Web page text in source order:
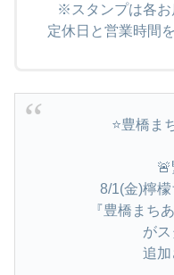
※スタンプは各お
定休日と営業時間
⭐️豊橋ま
8/1(金)檸
『豊橋まち
が
追加